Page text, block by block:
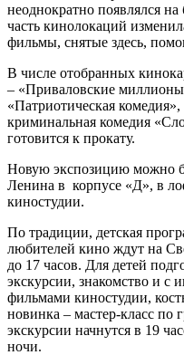
неоднократно появлялся
часть кинолокаций
фильмы, снятые здесь,
В числе отобранных
– «Приваловские
«Патриотическая
криминальная комедия
готовится к прокату.
Новую экспозицию можно
Ленина в корпусе «Д», в
киностудии.
По традиции, детская
любителей кино ждут на
до 17 часов. Для детей
экскурсии, знакомство и
фильмами киностудии,
новинка – мастер-класс по
экскурсии начнутся в 19
ночи.